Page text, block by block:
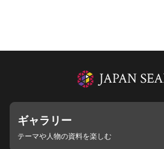
ギャラリー
テーマや人物の資料を楽しむ